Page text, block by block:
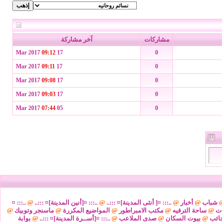
مشاركات آخر مشاركة
0
17 Mar 2017
09:12
0
17 Mar 2017
09:11
0
17 Mar 2017
09:08
0
17 Mar 2017
09:03
0
05 Mar 2017
07:44
شباب @ أخبار @..::: ¤[ أنثى المدينة]¤ :::.. @..::: ¤[أنين المدينة]¤ :::.. @
..::: ¤
@ ساحة الترفيه @ مكتب الامبراطور @ المواضيع المكررة @ ماسنجر وتوبيك @
@ بيوت السكان @صدى الملاعب @..::: ¤[أســرة المدينة]¤ :::.. @ بوابة